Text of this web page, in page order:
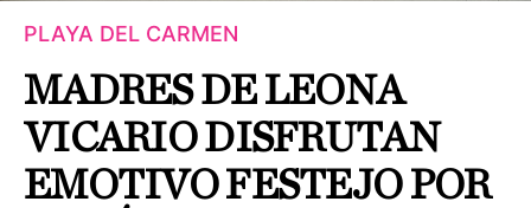
PLAYA DEL CARMEN
MADRES DE LEONA
VICARIO DISFRUTAN
EMOTIVO FESTEJO POR